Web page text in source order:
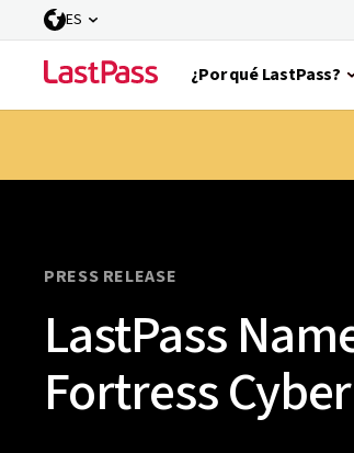
ES
¿Por qué LastPass?
PRESS RELEASE
LastPass
Fortress